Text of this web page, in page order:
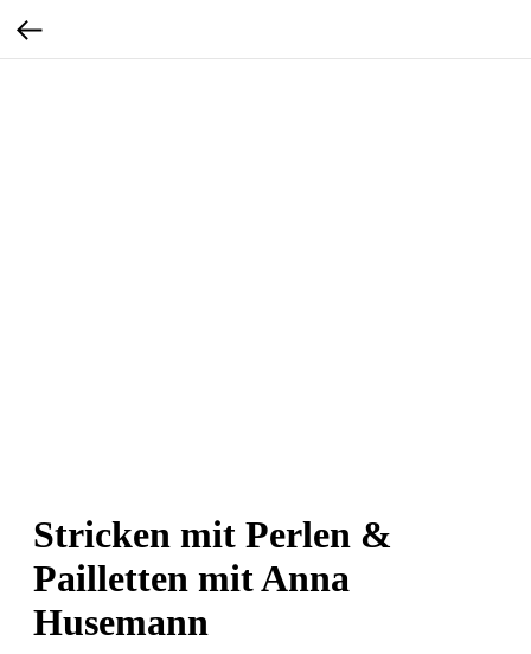
Stricken mit Perlen &
Pailletten mit Anna
Husemann